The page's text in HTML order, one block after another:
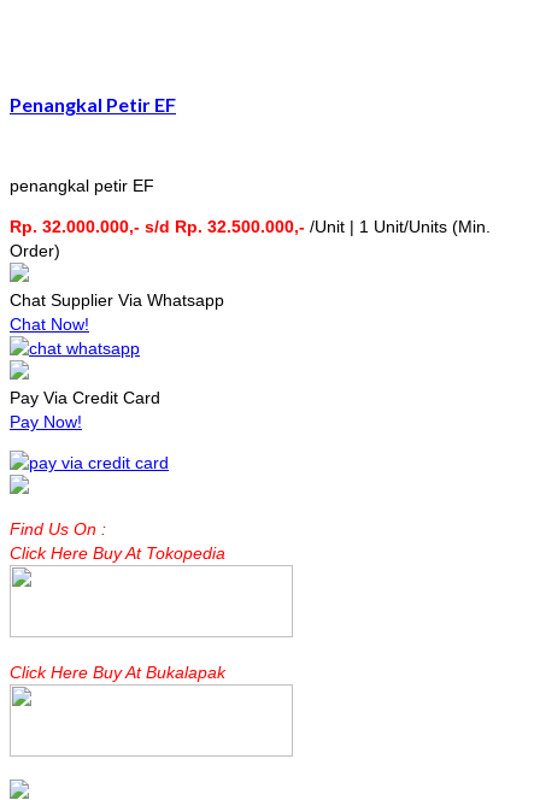
Penangkal Petir EF
penangkal petir EF
Rp. 32.000.000,- s/d Rp. 32.500.000,- /Unit | 1 Unit/Units (Min.
Order)
Chat Supplier Via Whatsapp
Chat Now!
Pay Via Credit Card
Pay Now!
Find Us On :
Click Here Buy At Tokopedia
Click Here Buy At Bukalapak